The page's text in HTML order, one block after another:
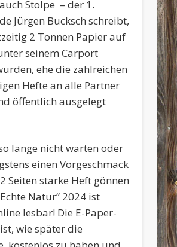
Stolpe – der 1.
Jürgen Bucksch schreibt,
2 Tonnen Papier auf
seinem Carport
ehe die zahlreichen
Hefte an alle Partner
öffentlich ausgelegt
lange nicht warten oder
einen Vorgeschmack
Seiten starke Heft gönnen
Natur“ 2024 ist
lesbar! Die E-Paper-
wie später die